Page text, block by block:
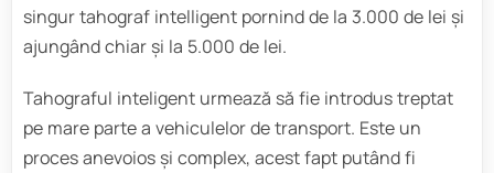
singur tahograf intelligent pornind de la 3.000 de lei și
ajungând chiar și la 5.000 de lei.
Tahograful inteligent urmează să fie introdus treptat
pe mare parte a vehiculelor de transport. Este un
proces anevoios și complex, acest fapt putând fi